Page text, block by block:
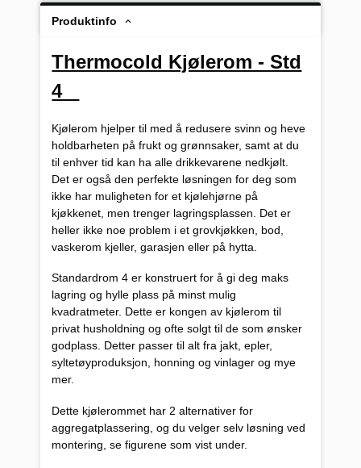
Produktinfo
Thermocold Kjølerom - Std
4
Kjølerom hjelper til med å redusere svinn og heve
holdbarheten på frukt og grønnsaker, samt at du
til enhver tid kan ha alle drikkevarene nedkjølt.
Det er også den perfekte løsningen for deg som
ikke har muligheten for et kjølehjørne på
kjøkkenet, men trenger lagringsplassen. Det er
heller ikke noe problem i et grovkjøkken, bod,
vaskerom kjeller, garasjen eller på hytta.
Standardrom 4 er konstruert for å gi deg maks
lagring og hylle plass på minst mulig
kvadratmeter. Dette er kongen av kjølerom til
privat husholdning og ofte solgt til de som ønsker
godplass. Detter passer til alt fra jakt, epler,
syltetøyproduksjon, honning og vinlager og mye
mer.
Dette kjølerommet har 2 alternativer for
aggregatplassering, og du velger selv løsning ved
montering, se figurene som vist under.